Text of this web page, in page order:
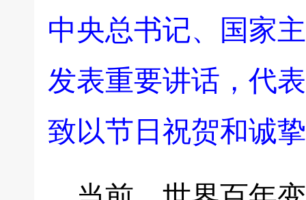
中央总书记、国家
发表重要讲话，代
致以节日祝贺和诚